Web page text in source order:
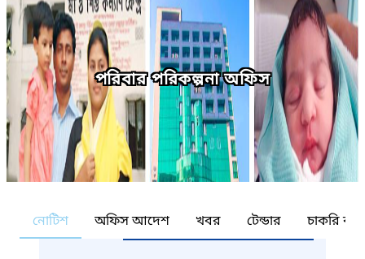
পরিবার পরিকল্পনা অফিস
নোটিশ অফিস আদেশ খবর টেন্ডার চাকরি